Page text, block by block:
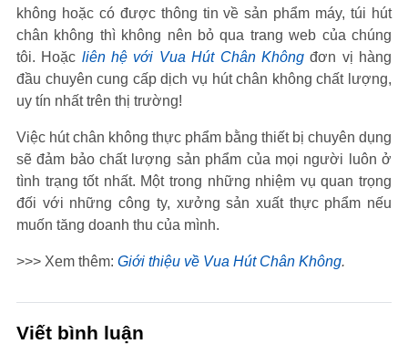
không hoặc có được thông tin về sản phẩm máy, túi hút
chân không thì không nên bỏ qua trang web của chúng
tôi. Hoặc liên hệ với Vua Hút Chân Khôngđơn vị hàng
đầu chuyên cung cấp dịch vụ hút chân không chất lượng,
uy tín nhất trên thị trường!
Việc hút chân không thực phẩm bằng thiết bị chuyên dụng
sẽ đảm bảo chất lượng sản phẩm của mọi người luôn ở
tình trạng tốt nhất. Một trong những nhiệm vụ quan trọng
đối với những công ty, xưởng sản xuất thực phẩm nếu
muốn tăng doanh thu của mình.
>>> Xem thêm: Giới thiệu về Vua Hút Chân Không.
Viết bình luận